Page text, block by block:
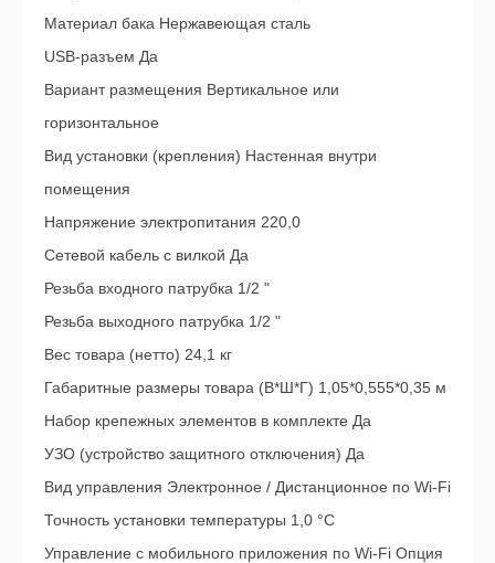
Материал бака Нержавеющая сталь
USB-разъем Да
Вариант размещения Вертикальное или
горизонтальное
Вид установки (крепления) Настенная внутри
помещения
Напряжение электропитания 220,0
Сетевой кабель с вилкой Да
Резьба входного патрубка 1/2 "
Резьба выходного патрубка 1/2 "
Вес товара (нетто) 24,1 кг
Габаритные размеры товара (В*Ш*Г) 1,05*0,555*0,35 м
Набор крепежных элементов в комплекте Да
УЗО (устройство защитного отключения) Да
Вид управления Электронное / Дистанционное по Wi-Fi
Точность установки температуры 1,0 °С
Управление c мобильного приложения по Wi-Fi Опция